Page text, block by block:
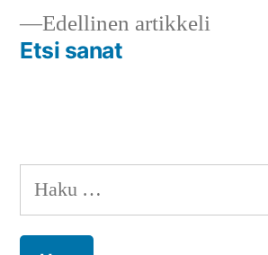
selaus
Edellinen artikkeli
Etsi sanat
Haku: